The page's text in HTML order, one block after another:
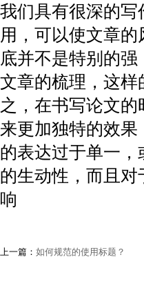
我们具有很深的
用，可以使文章
底并不是特别的
文章的梳理，这
之，在书写论文
来更加独特的效
的表达过于单一
的生动性，而且
响
上一篇： 如何规范的使用标题？